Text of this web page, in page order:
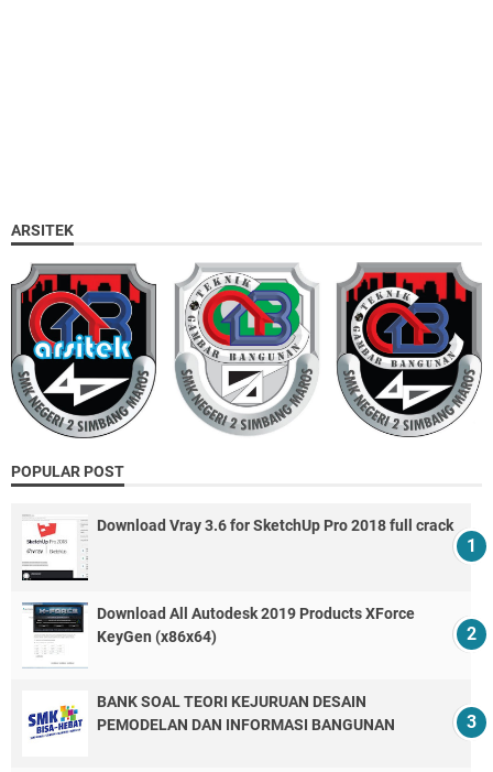
ARSITEK
POPULAR POST
Download Vray 3.6 for SketchUp Pro 2018 full crack
Download All Autodesk 2019 Products XForce
KeyGen (x86x64)
BANK SOAL TEORI KEJURUAN DESAIN
PEMODELAN DAN INFORMASI BANGUNAN